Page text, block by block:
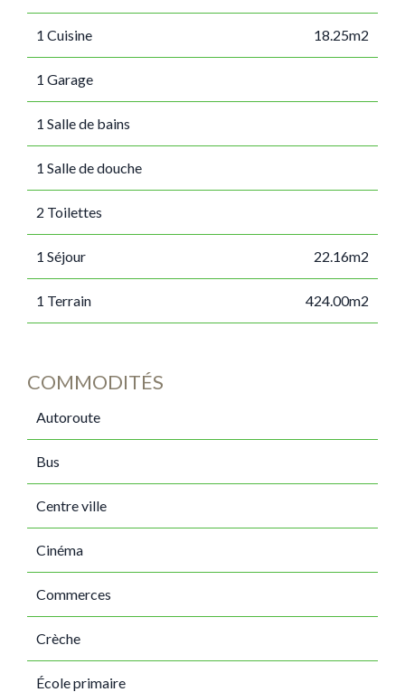
1 Cuisine 18.25m2
1 Garage
1 Salle de bains
1 Salle de douche
2 Toilettes
1 Séjour 22.16m2
1 Terrain 424.00m2
COMMODITÉS
Autoroute
Bus
Centre ville
Cinéma
Commerces
Crèche
École primaire